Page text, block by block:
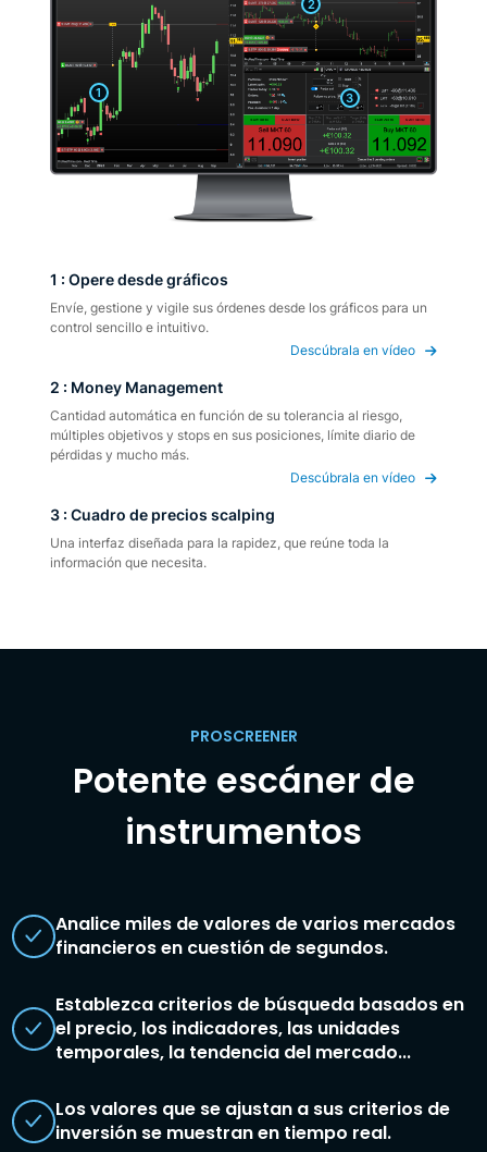
1
2
3
1 : Opere desde gráficos
Envíe, gestione y vigile sus órdenes desde los gráficos para un
control sencillo e intuitivo.
Descúbrala en vídeo
2 : Money Management
Cantidad automática en función de su tolerancia al riesgo,
múltiples objetivos y stops en sus posiciones, límite diario de
pérdidas y mucho más.
Descúbrala en vídeo
3 : Cuadro de precios scalping
Una interfaz diseñada para la rapidez, que reúne toda la
información que necesita.
PROSCREENER
Potente escáner de
instrumentos
Analice miles de valores de varios mercados
financieros en cuestión de segundos.
Establezca criterios de búsqueda basados en
el precio, los indicadores, las unidades
temporales, la tendencia del mercado...
Los valores que se ajustan a sus criterios de
inversión se muestran en tiempo real.